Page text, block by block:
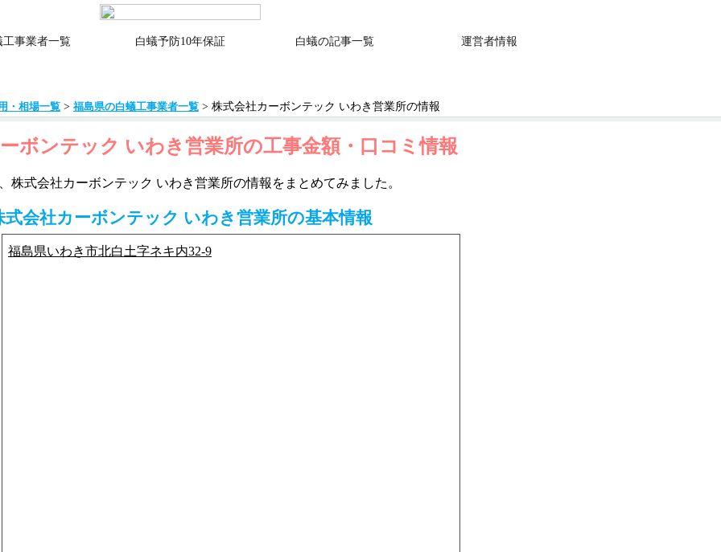
工事業者一覧 白蟻予防10年保証 白蟻の記事一覧 運営者情報
・相場一覧 > 福島県の白蟻工事業者一覧 > 株式会社カーボンテック いわき営業所の情報
ボンテック いわき営業所の工事金額・口コミ情報
株式会社カーボンテック いわき営業所の情報をまとめてみました。
式会社カーボンテック いわき営業所の基本情報
福島県いわき市北白土字ネキ内32-9